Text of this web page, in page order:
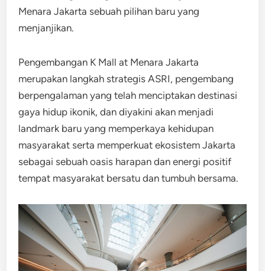
Menara Jakarta sebuah pilihan baru yang
menjanjikan.
Pengembangan K Mall at Menara Jakarta
merupakan langkah strategis ASRI, pengembang
berpengalaman yang telah menciptakan destinasi
gaya hidup ikonik, dan diyakini akan menjadi
landmark baru yang memperkaya kehidupan
masyarakat serta memperkuat ekosistem Jakarta
sebagai sebuah oasis harapan dan energi positif
tempat masyarakat bersatu dan tumbuh bersama.